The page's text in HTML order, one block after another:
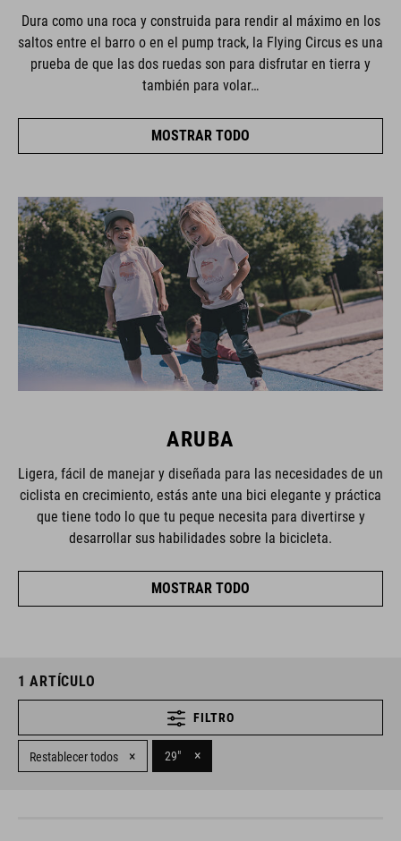
Dura como una roca y construida para rendir al máximo en los
saltos entre el barro o en el pump track, la Flying Circus es una
prueba de que las dos ruedas son para disfrutar en tierra y
también para volar…
MOSTRAR TODO
ARUBA
Ligera, fácil de manejar y diseñada para las necesidades de un
ciclista en crecimiento, estás ante una bici elegante y práctica
que tiene todo lo que tu peque necesita para divertirse y
desarrollar sus habilidades sobre la bicicleta.
MOSTRAR TODO
1 ARTÍCULO
FILTRO
Restablecer todos × 29" ×